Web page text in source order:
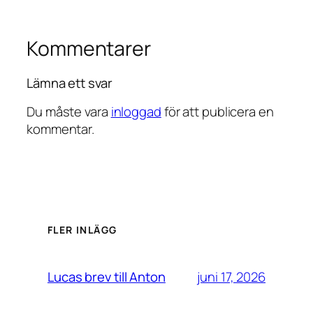
Kommentarer
Lämna ett svar
Du måste vara inloggadför att publicera en
kommentar.
FLER INLÄGG
Lucas brev till Anton juni 17, 2026